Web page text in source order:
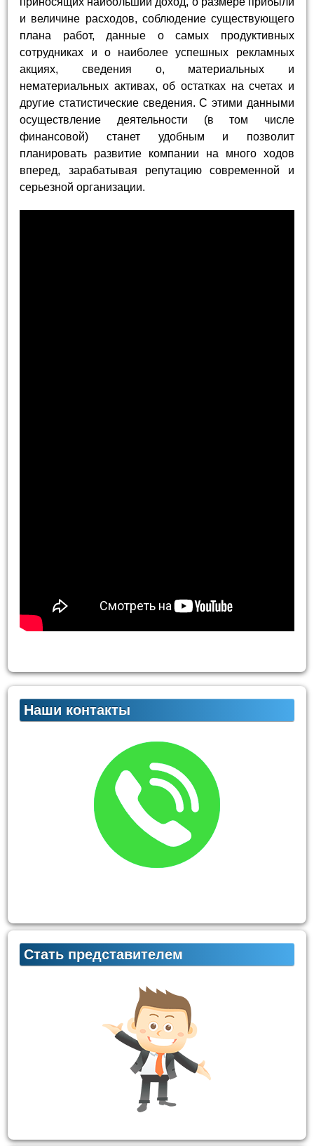
и величине расходов, соблюдение существующего
плана работ, данные о самых продуктивных
сотрудниках и о наиболее успешных рекламных
акциях, сведения о, материальных и
нематериальных активах, об остатках на счетах и
другие статистические сведения. С этими данными
осуществление деятельности (в том числе
финансовой) станет удобным и позволит
планировать развитие компании на много ходов
вперед, зарабатывая репутацию современной и
серьезной организации.
Наши контакты
Стать представителем